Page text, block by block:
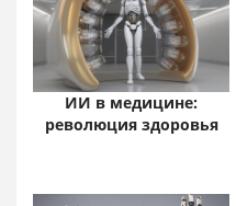
ИИ в медицине:
революция здоровья